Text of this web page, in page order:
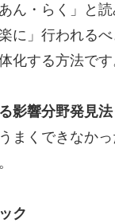
ん・らく」と
に」行われる
化する方法です
影響分野発見法
うまくできなか
ク